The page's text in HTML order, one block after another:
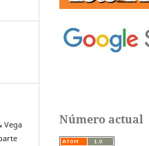
Vega
Número actual